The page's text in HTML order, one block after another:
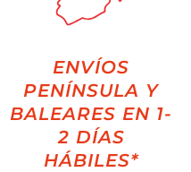
ENVÍOS
PENÍNSULA Y
BALEARES EN 1-
2 DÍAS
HÁBILES*